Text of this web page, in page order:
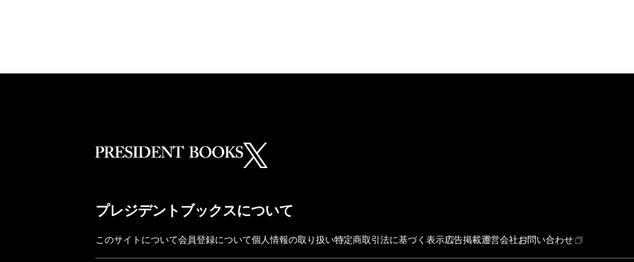
プレジデントブックスについて
このサイトについて会員登録について個人情報の取り扱い特定商取引法に基づく表示広告掲載運営会社お問い合わせ